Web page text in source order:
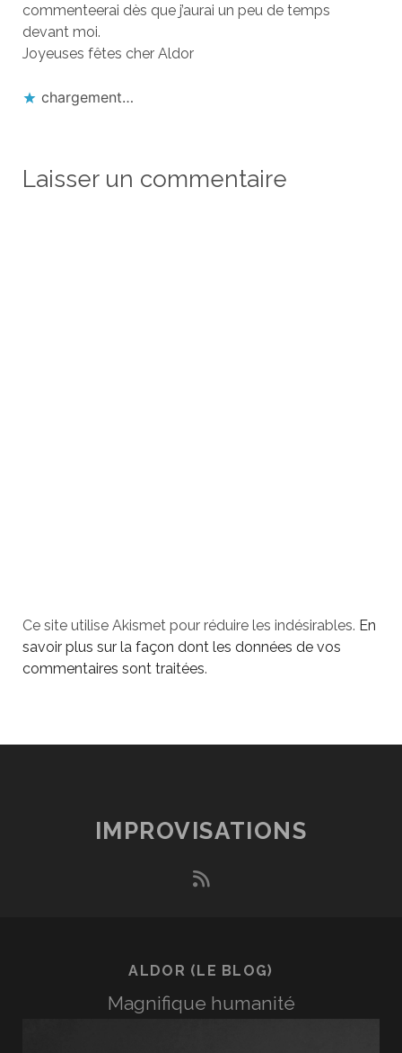
commenteerai dès que j’aurai un peu de temps
devant moi.
Joyeuses fêtes cher Aldor
chargement…
Laisser un commentaire
Ce site utilise Akismet pour réduire les indésirables. En
savoir plus sur la façon dont les données de vos
commentaires sont traitées.
IMPROVISATIONS
rss
ALDOR (LE BLOG)
Magnifique humanité